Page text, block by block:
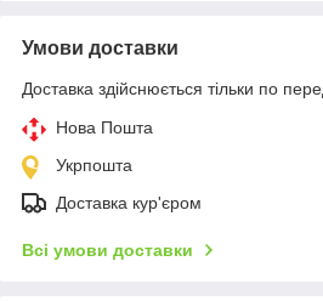
Умови доставки
Доставка здійснюється тільки по
Нова Пошта
Укрпошта
Доставка кур'єром
Всі умови доставки